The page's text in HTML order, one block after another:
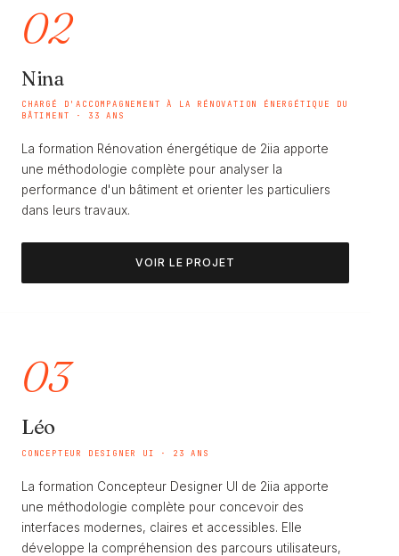
02
Nina
CHARGÉ D'ACCOMPAGNEMENT À LA RÉNOVATION ÉNERGÉTIQUE DU
BÂTIMENT · 33 ANS
La formation Rénovation énergétique de 2iia apporte
une méthodologie complète pour analyser la
performance d'un bâtiment et orienter les particuliers
dans leurs travaux.
VOIR LE PROJET
03
Léo
CONCEPTEUR DESIGNER UI · 23 ANS
La formation Concepteur Designer UI de 2iia apporte
une méthodologie complète pour concevoir des
interfaces modernes, claires et accessibles. Elle
développe la compréhension des parcours utilisateurs,